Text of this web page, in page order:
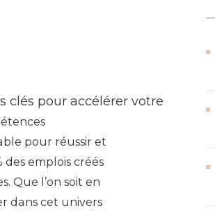
clés pour accélérer votre
pour réussir et
emplois créés
Que l’on soit en
dans cet univers